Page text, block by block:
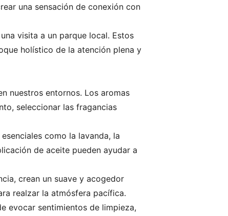
una sensación de conexión con
visita a un parque local. Estos
holístico de la atención plena y
nuestros entornos. Los aromas
seleccionar las fragancias
como la lavanda, la
de aceite pueden ayudar a
crean un suave y acogedor
realzar la atmósfera pacífica.
evocar sentimientos de limpieza,